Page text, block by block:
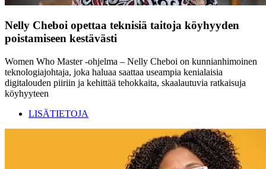
Nelly Cheboi opettaa teknisiä taitoja köyhyyden
poistamiseen kestävästi
Women Who Master -ohjelma – Nelly Cheboi on kunnianhimoinen
teknologiajohtaja, joka haluaa saattaa useampia kenialaisia
digitalouden piiriin ja kehittää tehokkaita, skaalautuvia ratkaisuja
köyhyyteen
LISÄTIETOJA